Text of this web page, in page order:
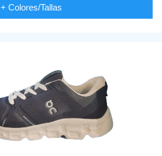
+ Colores/Tallas